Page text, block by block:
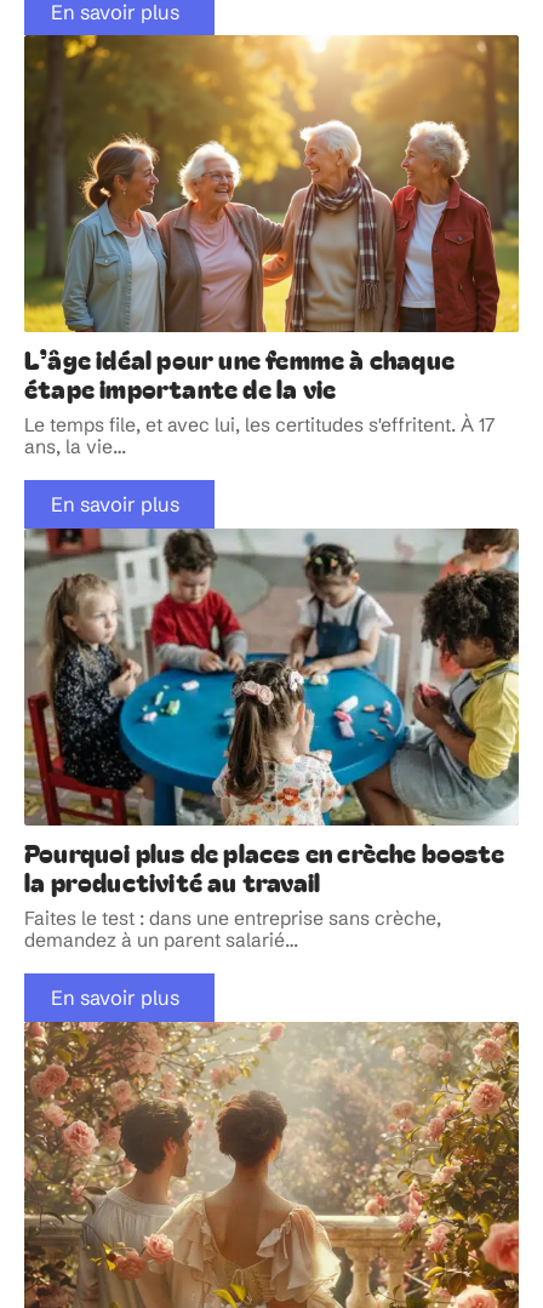
En savoir plus
L’âge idéal pour une femme à chaque
étape importante de la vie
Le temps file, et avec lui, les certitudes s'effritent. À 17
ans, la vie…
En savoir plus
Pourquoi plus de places en crèche booste
la productivité au travail
Faites le test : dans une entreprise sans crèche,
demandez à un parent salarié…
En savoir plus